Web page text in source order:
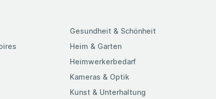
Gesundheit & Schönheit
Heim & Garten
Heimwerkerbedarf
Kameras & Optik
Kunst & Unterhaltung